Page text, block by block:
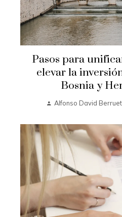
Pasos para
elevar la
Bosnia y
Alfonso David